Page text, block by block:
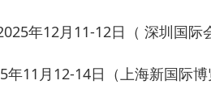
年12月11-12日（ 深圳国际
11月12-14日（上海新国际博